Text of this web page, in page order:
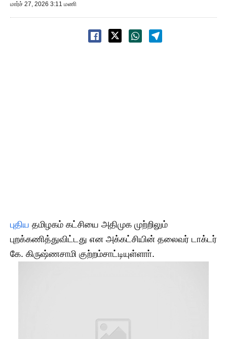
மார்ச் 27, 2026 3:11 மணி
​புதிய தமிழகம் கட்சியை அதிமுக முற்றிலும்
புறக்கணித்துவிட்டது என அக்கட்சியின் தலைவர் டாக்டர்
கே. கிருஷ்ணசாமி குற்றம்சாட்டியுள்ளாா்.